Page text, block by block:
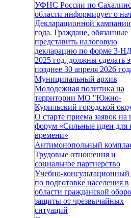
УФНС России по
области информирует о
Декларационной
года. Граждане, обязанные
представить налоговую
декларацию по форме 3-
2025 год, должны сделать
позднее 30 апреля 2026
Муниципальный архив
Молодежная политика на
территории МО "Южно-
Курильский городской
О старте приема заявок на
форум «Сильные идеи для
времени»
Антимонопольный
Трудовые отношения и
социальное партнерство
Учебно-
по подготовке населения в
области гражданской
защиты от чрезвычайных
ситуаций